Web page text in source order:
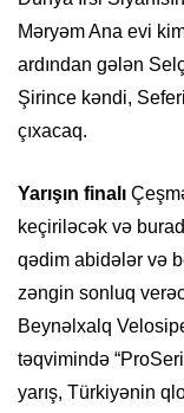
Məryəm Ana evi
ardından gələn
Şirince kəndi,
çıxacaq.
Yarışın finalı
keçiriləcək və
qədim abidələr və
zəngin sonluq
Beynəlxalq
təqvimində
yarış, Türkiyənin